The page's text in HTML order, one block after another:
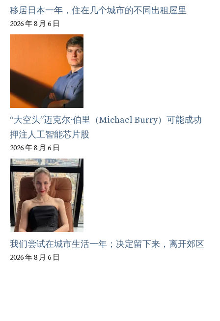
移居日本一年，住在几个城市的不同出租屋里
2026 年 8 月 6 日
“大空头”迈克尔·伯里（Michael Burry）可能成功
押注人工智能芯片股
2026 年 8 月 6 日
我们尝试在城市生活一年；决定留下来，离开郊区
2026 年 8 月 6 日